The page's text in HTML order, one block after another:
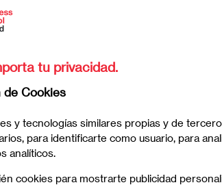
2025
tu privacidad.
Cookies
y tecnologías similares propias y de
para identificarte como usuario, para
analíticos.
cookies para mostrarte publicidad